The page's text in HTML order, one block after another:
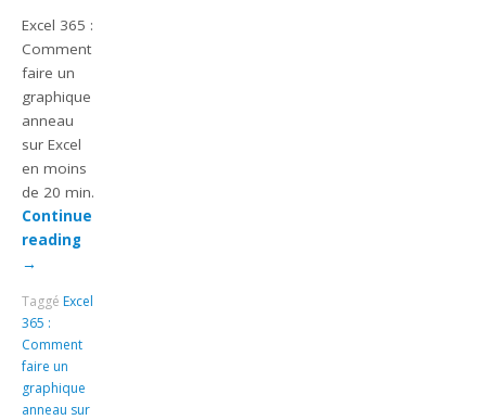
Excel 365 :
Comment
faire un
graphique
anneau
sur Excel
en moins
de 20 min.
Continue
reading
→
Taggé Excel
365 :
Comment
faire un
graphique
anneau sur